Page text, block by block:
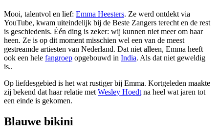
Mooi, talentvol en lief: Emma Heesters. Ze werd ontdekt via
YouTube, kwam uiteindelijk bij de Beste Zangers terecht en de rest
is geschiedenis. Één ding is zeker: wij kunnen niet meer om haar
heen. Ze is op dit moment misschien wel een van de meest
gestreamde artiesten van Nederland. Dat niet alleen, Emma heeft
ook een hele fangroep opgebouwd in India. Als dat niet geweldig
is..
Op liefdesgebied is het wat rustiger bij Emma. Kortgeleden maakte
zij bekend dat haar relatie met Wesley Hoedt na heel wat jaren tot
een einde is gekomen.
Blauwe bikini